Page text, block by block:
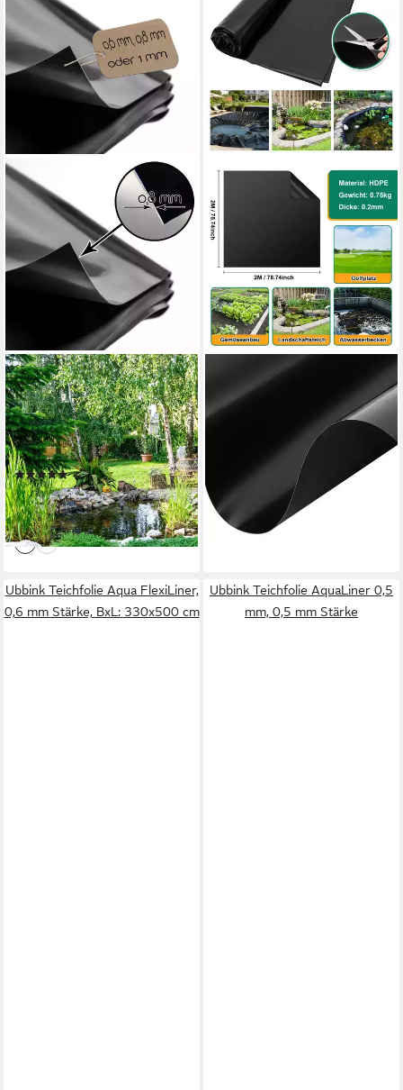
BOOGARDI
Teichfolie Gartenteichfolien
schwarz, 0,8 mm Stärke, (1-
St., 2m x 4m x 0,8mm · Viele
Größen), wurzelfest UV-,
Frost- und
Witterungsbeständig
(2)
41,99 €
(5,25 €/ 1 qm)
lieferbar - in 4-5 Werktagen bei dir
Teichfolie Teichfolie
Teichfolieschwarz, Stärke 0,2
UVP39,98 €
-50%
lieferbar - in 6-7 Werktagen bei dir
Ubbink Teichfolie Aqua FlexiLiner,
0,6 mm Stärke, BxL: 330x500 cm
Ubbink Teichfolie AquaLiner 0,5
mm, 0,5 mm Stärke